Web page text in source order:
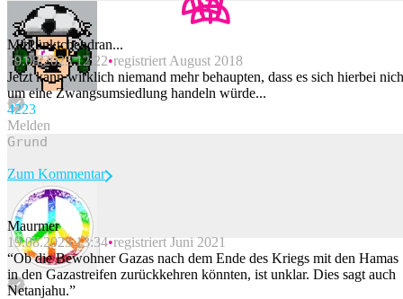
MitPünktchendran...
19.08.2025 12:22 registriert August 2018
Jetzt kann wirklich niemand mehr behaupten, dass es sich hierbei
um eine Zwangsumsiedlung handeln würde...
4223
Melden
Beitrag melden
Zum Kommentar
Maurmer
19.08.2025 13:34 registriert Juni 2021
“Ob die Bewohner Gazas nach dem Ende des Kriegs mit den Hamas
in den Gazastreifen zurückkehren könnten, ist unklar. Dies sagt auch
Netanjahu.”